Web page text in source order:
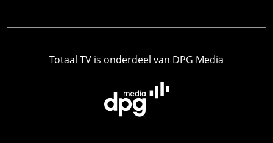
Totaal TV is onderdeel van DPG Media